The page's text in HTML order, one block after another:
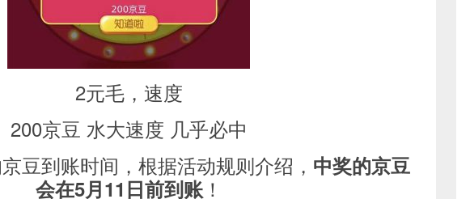
2元毛，速度
200京豆 水大速度 几乎必中
豆到账时间，根据活动规则介绍， 中奖的京豆
会在5月11日前到账！